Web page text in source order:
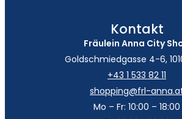
Kontakt
Fräulein Anna City
Goldschmiedgasse 4-6,
+43 1 533 82 11
shopping@frl-
Mo – Fr: 10:00 – 18:00